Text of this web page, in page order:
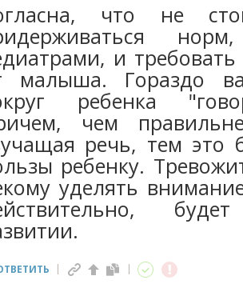
что не
и
малыша. Гораздо
ребенка
чем
речь, тем это
ребенку.
уделять